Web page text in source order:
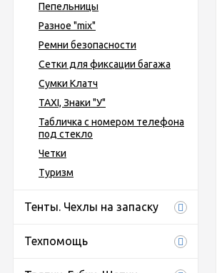
Пепельницы
Разное "mix"
Ремни безопасности
Сетки для фиксации багажа
Сумки Клатч
ТАХI, Знаки "У"
Табличка с номером телефона
под стекло
Четки
Туризм
Тенты. Чехлы на запаску
Техпомощь